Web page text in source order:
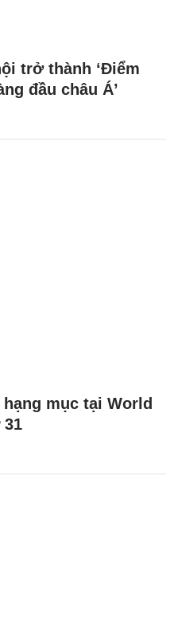
trở thành ‘Điểm
đầu châu Á’
mục tại World
31